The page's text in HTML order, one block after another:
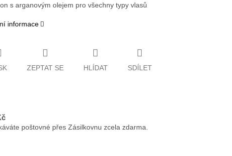
s arganovým olejem pro všechny typy vlasů
informace
ZEPTAT SE HLÍDAT SDÍLET
poštovné přes Zásilkovnu zcela zdarma.